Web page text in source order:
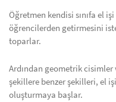
Öğretmen kendisi sınıfa el
öğrencilerden getirmesini
toparlar.
Ardından geometrik cisimler
şekillere benzer şekilleri, el
oluşturmaya başlar.